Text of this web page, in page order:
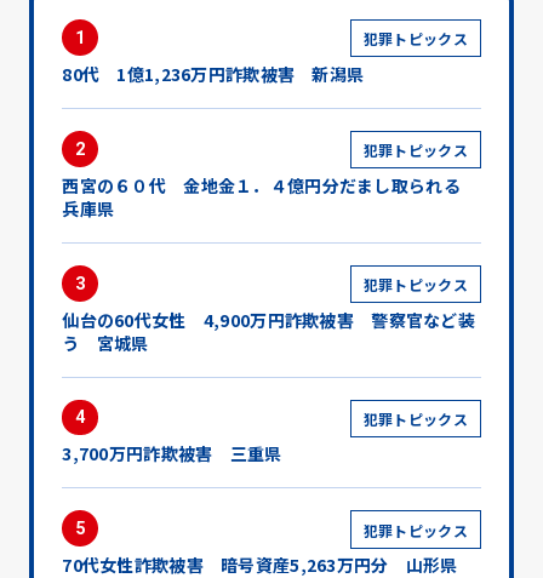
1 犯罪トピックス
80代 1億1,236万円詐欺被害 新潟県
2 犯罪トピックス
西宮の６０代 金地金１．４億円分だまし取られる
兵庫県
3 犯罪トピックス
仙台の60代女性 4,900万円詐欺被害 警察官など装
う 宮城県
4 犯罪トピックス
3,700万円詐欺被害 三重県
5 犯罪トピックス
70代女性詐欺被害 暗号資産5,263万円分 山形県